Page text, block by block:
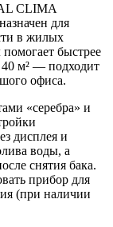
CLIMA
для
в жилых
быстрее
40 м² — подходит
офиса.
«серебра» и
дисплея и
воды, а
снятия бака.
прибор для
(при наличии